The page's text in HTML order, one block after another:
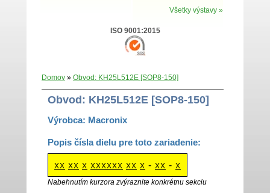
Všetky výstavy »
ISO 9001:2015
Domov » Obvod: KH25L512E [SOP8-150]
Obvod: KH25L512E [SOP8-150]
Výrobca: Macronix
Popis čísla dielu pre toto zariadenie:
XX XX X XXXXXX XX X - XX - X
Nabehnutím kurzora zvýraznite konkrétnu sekciu